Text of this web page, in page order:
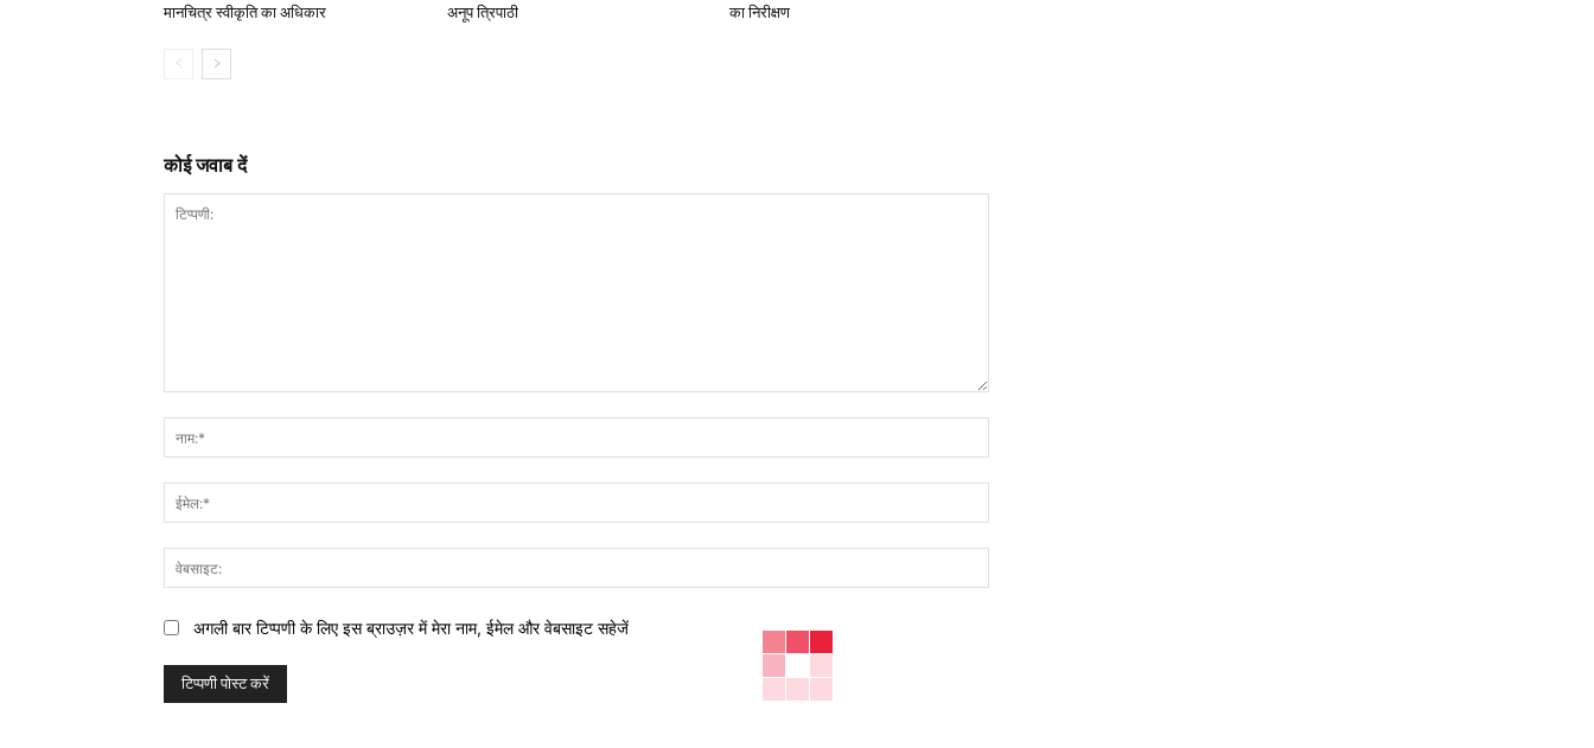
मानचित्र स्वीकृति का अधिकार
अनूप त्रिपाठी
का निरीक्षण
कोई जवाब दें
अगली बार टिप्पणी के लिए इस ब्राउज़र में मेरा नाम, ईमेल और वेबसाइट सहेजें